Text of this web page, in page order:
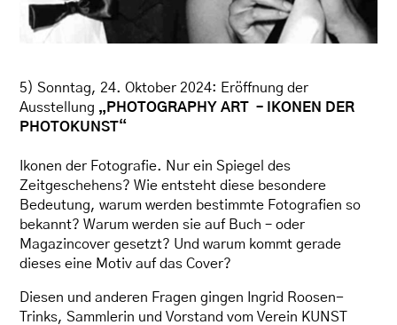
5) Sonntag, 24. Oktober 2024: Eröffnung der
Ausstellung „PHOTOGRAPHY ART – IKONEN DER
PHOTOKUNST“
Ikonen der Fotografie. Nur ein Spiegel des
Zeitgeschehens? Wie entsteht diese besondere
Bedeutung, warum werden bestimmte Fotografien so
bekannt? Warum werden sie auf Buch – oder
Magazincover gesetzt? Und warum kommt gerade
dieses eine Motiv auf das Cover?
Diesen und anderen Fragen gingen Ingrid Roosen-
Trinks, Sammlerin und Vorstand vom Verein KUNST